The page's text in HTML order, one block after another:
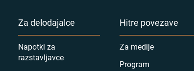
Za delodajalce
Napotki za
razstavljavce
Hitre povezave
Za medije
Program